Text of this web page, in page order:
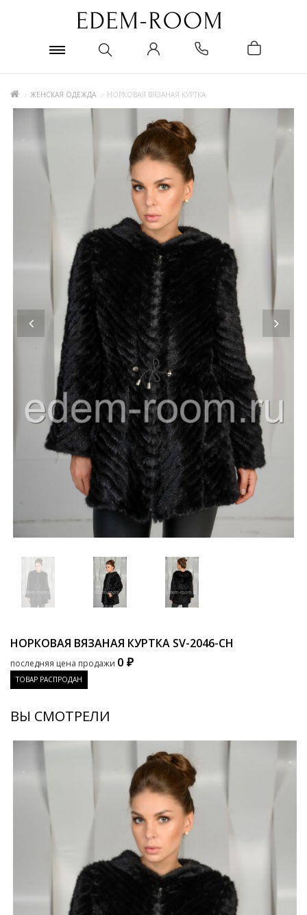
ЖЕНСКАЯ ОДЕЖДА НОРКОВАЯ ВЯЗАНАЯ КУРТКА
НОРКОВАЯ ВЯЗАНАЯ КУРТКА SV-2046-CH
последняя цена продажи 0 ₽
ТОВАР РАСПРОДАН
ВЫ СМОТРЕЛИ